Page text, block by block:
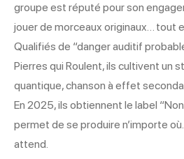
groupe est réputé pour son
jouer de morceaux originaux… tout
Qualifiés de “danger auditif
Pierres qui Roulent, ils cultivent un
quantique, chanson à effet
En 2025, ils obtiennent le label
permet de se produire n’importe
attend.